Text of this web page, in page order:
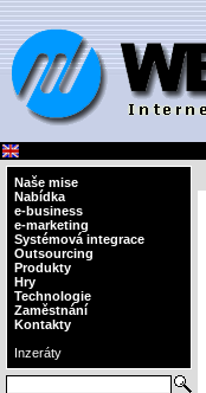
Naše mise
Nabídka
e-business
e-marketing
Systémová integrace
Outsourcing
Produkty
Hry
Technologie
Zaměstnání
Kontakty
Inzeráty